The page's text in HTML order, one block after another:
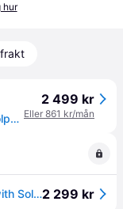
hur
BirdBuddy Smart Fågelmatare med Solpanel - Fågelmatare
2 499 kr
Eller 861 kr/mån
BirdBuddy - Smart Bird Feeder 2.0 Blue with Solar Panel2 299 kr